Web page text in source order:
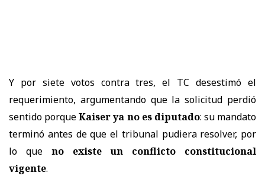
Y por siete votos contra tres, el TC desestimó el
requerimiento, argumentando que la solicitud perdió
sentido porqueKaiser ya no es diputado: su mandato
terminó antes de que el tribunal pudiera resolver, por
lo que no existe un conflicto constitucional
vigente.